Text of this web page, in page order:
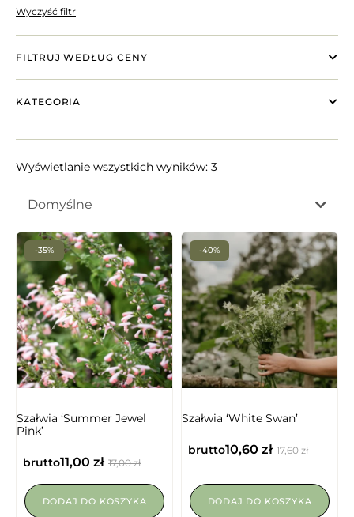
Wyczyść filtr
FILTRUJ WEDŁUG CENY
KATEGORIA
Wyświetlanie wszystkich wyników: 3
Domyślne
-35%
Szałwia ‘Summer Jewel
Pink’
17,00zł
11,00 zł
brutto
DODAJ DO KOSZYKA
-40%
Szałwia ‘White Swan’
17,60zł
10,60 zł
brutto
DODAJ DO KOSZYKA